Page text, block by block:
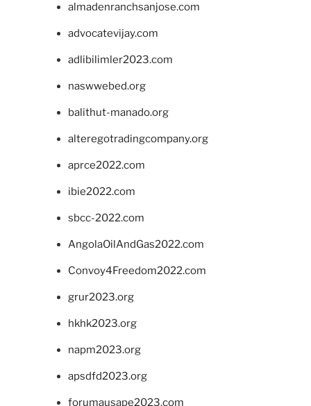
almadenranchsanjose.com
advocatevijay.com
adlibilimler2023.com
naswwebed.org
balithut-manado.org
alteregotradingcompany.org
aprce2022.com
ibie2022.com
sbcc-2022.com
AngolaOilAndGas2022.com
Convoy4Freedom2022.com
grur2023.org
hkhk2023.org
napm2023.org
apsdfd2023.org
forumausape2023.com